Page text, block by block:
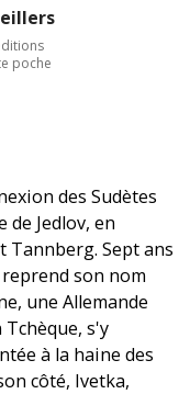
poche
des Sudètes
de Jedlov, en
Tannberg. Sept ans
son nom
une Allemande
s'y
à la haine des
côté, Ivetka,